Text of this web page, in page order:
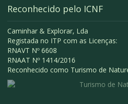
Reconhecido pelo ICNF
Caminhar & Explorar, Lda
Registada no ITP com as Licenças:
RNAVT Nº 6608
RNAAT Nº 1414/2016
Reconhecido como Turismo de